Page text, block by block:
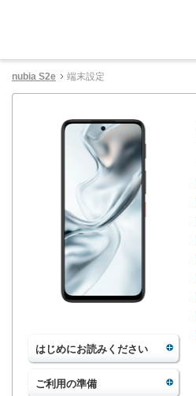
nubia S2e 端末設定
はじめにお読みください
ご利用の準備